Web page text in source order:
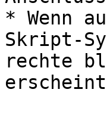
* Wenn
Skript-
rechte